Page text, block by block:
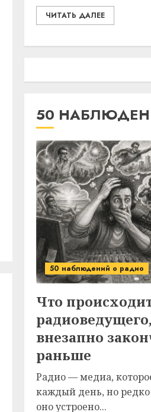
ЧИТАТЬ ДАЛЕЕ
50
50 наблюдений о радио
Что
внезапно
раньше
Радио — медиа,
каждый день, но
оно устроено...